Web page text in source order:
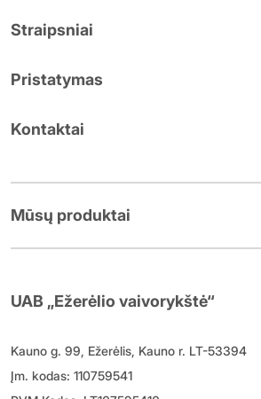
Straipsniai
Pristatymas
Kontaktai
Mūsų produktai
UAB „Ežerėlio vaivorykštė“
Kauno g. 99, Ežerėlis, Kauno r. LT-53394
Įm. kodas: 110759541